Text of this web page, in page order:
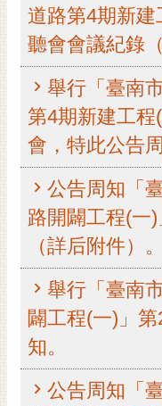
花
祭
導
覽
RSS
市
道路第4期新建
聽會會議紀錄
舉行「臺南
第4期新建工
會，特此公告周
公告周知「
路開闢工程(一
（詳后附件）。
舉行「臺南
闢工程(一)」
知。
公告周知「